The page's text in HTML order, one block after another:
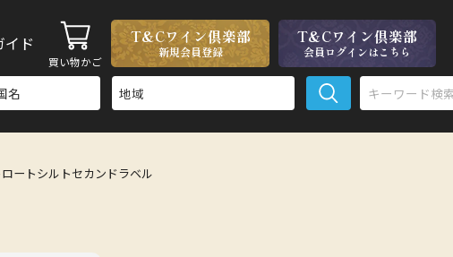
イド
買い物かご
T&Cワイン倶楽部
新規会員登録
T&Cワイン倶楽部
会員ログインはこちら
トシルトセカンドラベル